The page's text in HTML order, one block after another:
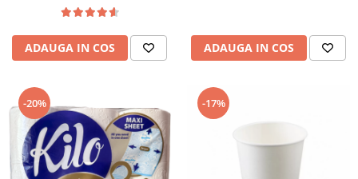
ADAUGA IN COS ADAUGA IN COS
-20% -17%